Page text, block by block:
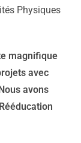
Physiques
magnifique
avec
avons